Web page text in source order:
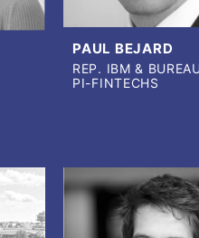
PAUL BEJARD
REP. IBM &
PI-FINTECHS